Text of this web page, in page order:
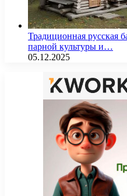
Традиционная русская
парной культуры и…
05.12.2025